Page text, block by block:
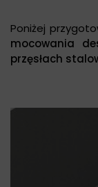
Poniżej
mocowania
przęsłach